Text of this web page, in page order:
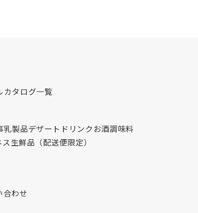
カタログ一覧
乳製品デザート ドリンクお酒調味料
生鮮品（配送便限定）
合わせ